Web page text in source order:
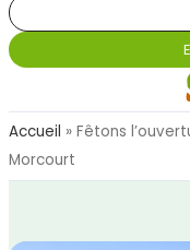
Accueil » Fêtons
Morcourt